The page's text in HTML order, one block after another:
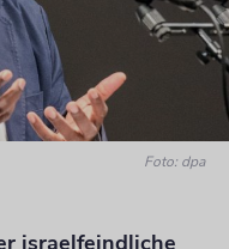
Foto: dpa
israelfeindliche